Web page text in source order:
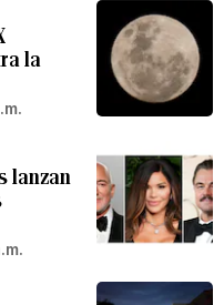
la
lanzan